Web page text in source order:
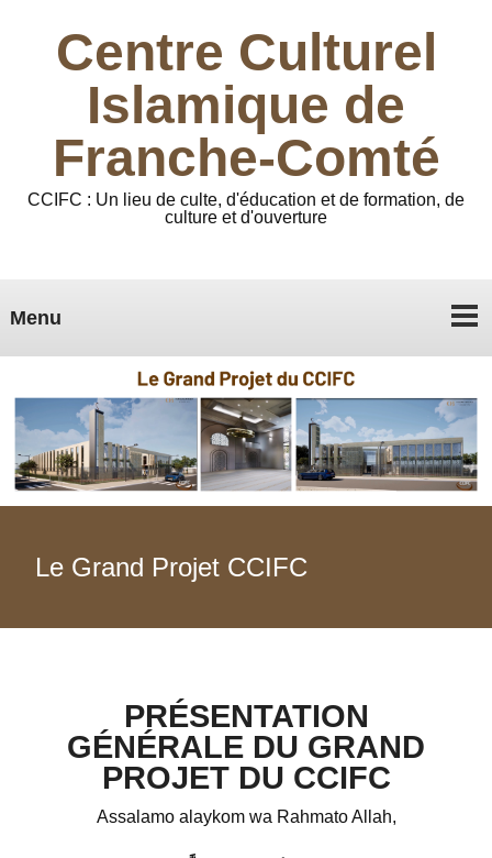
Centre Culturel
Islamique de
Franche-Comté
CCIFC : Un lieu de culte, d'éducation et de formation, de
culture et d'ouverture
Menu
Le Grand Projet CCIFC
PRÉSENTATION
GÉNÉRALE DU GRAND
PROJET DU CCIFC
Assalamo alaykom wa Rahmato Allah,